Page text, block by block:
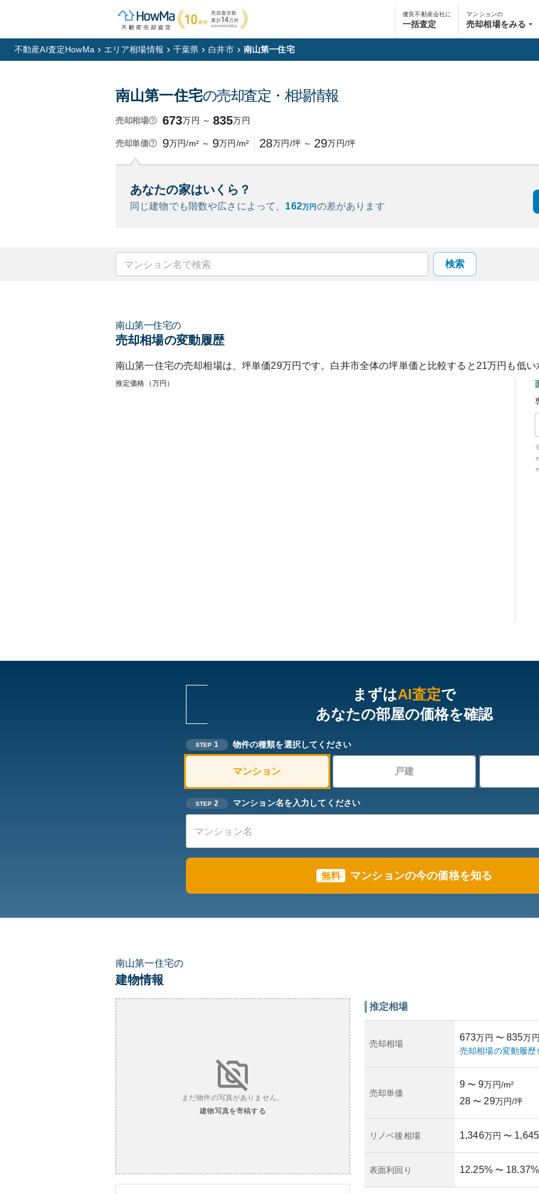
優良不動産会社に
一括査定
マンションの
売却相場をみる
不動産AI査定HowMa エリア相場情報 千葉県 白井市 南山第一住宅
南山第一住宅の売却査定・相場情報
売却相場 673万円 ～ 835万円
売却単価 9万円/m² ～ 9万円/m² 28万円/坪 ～ 29万円/坪
あなたの家はいくら？
同じ建物でも階数や広さによって、 162万円 の差があります
検索
南山第一住宅の
売却相場の変動履歴
南山第一住宅の売却相場は、坪単価29万円です。 白井市全体の坪単価と比較すると 21万円も低い
推定価格（万円）
まずはAI査定で
あなたの部屋の価格を確認
STEP 1 物件の種類を選択してください
マンション 戸建
STEP 2 マンション名を入力してください
無料 マンションの今の価格を知る
南山第一住宅の
建物情報
まだ物件の写真がありません。
建物写真を寄稿する
推定相場
売却相場
673万円 〜 835万
売却相場の変動履歴
売却単価
9 〜 9万円/m²
28 〜 29万円/坪
リノベ後相場 1,346万円 〜 1,645
表面利回り 12.25% 〜 18.37%